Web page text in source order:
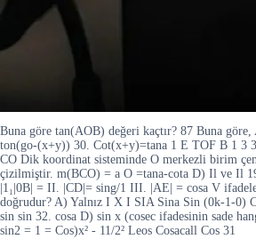
Buna göre tan(AOB) değeri kaçtır? 87 Buna
ton(go-(x+y)) 30. Cot(x+y)=tana 1 E TOF B 1 3
CO Dik koordinat sisteminde O merkezli birim
çizilmiştir. m(BCO) = a O =tana-cota D) Il ve Il
|1₁|0B| = II. |CD|= sing/1 III. |AE| = cosa V
doğrudur? A) Yalnız I X I SIA Sina Sin (0k-1-
sin sin 32. cosa D) sin x (cosec ifadesinin sade
sin2 = 1 = Cos)x² - 11/2² Leos Cosacall Cos 31